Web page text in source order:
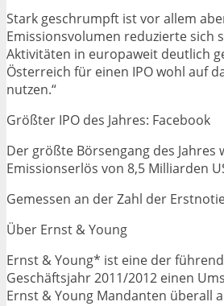
Stark geschrumpft ist vor allem
Emissionsvolumen reduzierte sich
Aktivitäten in europaweit deutlich
Österreich für einen IPO wohl auf
nutzen.“
Größter IPO des Jahres: Facebook
Der größte Börsengang des
Emissionserlös von 8,5 Milliarden
Gemessen an der Zahl der
Über Ernst & Young
Ernst & Young* ist eine der
Geschäftsjahr 2011/2012 einen
Ernst & Young Mandanten überall